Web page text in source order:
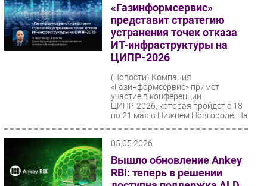
«Газинформсервис»
представит стратегию
устранения точек отказа
ИТ-инфраструктуры на
ЦИПР-2026
(Новости) Компания
«Газинформсервис» примет
участие в конференции
ЦИПР-2026, которая пройдет с 18
по 21 мая в Нижнем Новгороде. На
05.05.2026
Вышло обновление Ankey
RBI: теперь в решении